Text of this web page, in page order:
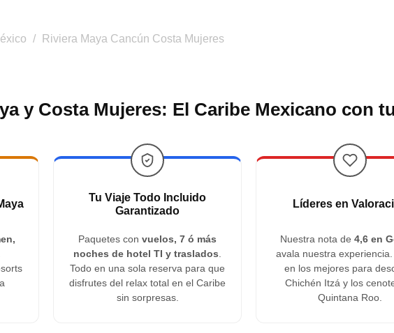
/ Riviera Maya Cancún Costa Mujeres
y Costa Mujeres: El Caribe Mexicano con
Tu Viaje Todo Incluido
Garantizado
Paquetes con vuelos, 7 ó más
noches de hotel TI y traslados
Todo en una sola reserva para que
disfrutes del relax total en el Caribe
sin sorpresas.
Líderes en
Nuestra nota de 4,6 en
avala nuestra
en los mejores para
Chichén Itzá y los
Quintana Roo.